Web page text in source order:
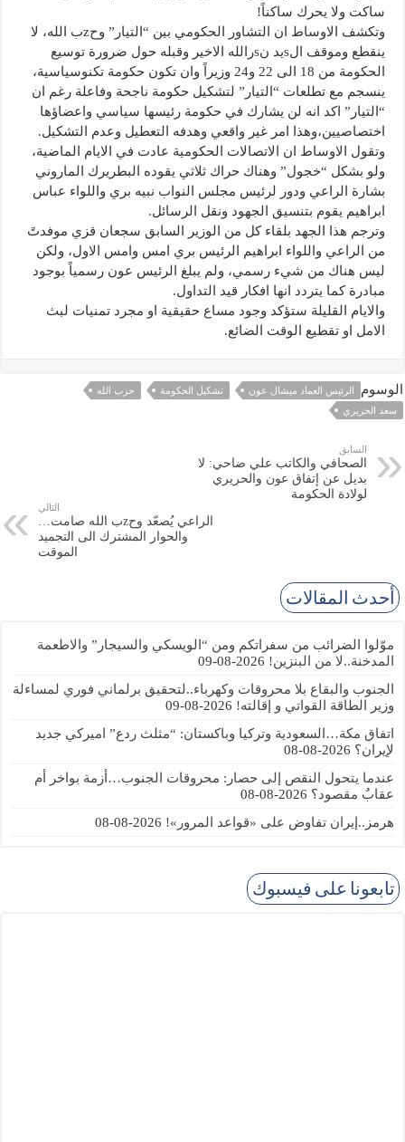
ساكت ولا يحرك ساكناً!
وتكشف الاوساط ان التشاور الحكومي بين “التيار” وحzب الله، لا
ينقطع وموقف الsيد نsرالله الاخير وقبله حول ضرورة توسيع
الحكومة من 18 الى 22 و24 وزيراً وان تكون حكومة تكنوسياسية،
ينسجم مع تطلعات “التيار” لتشكيل حكومة ناجحة وفاعلة رغم ان
“التيار” اكد انه لن يشارك في حكومة رئيسها سياسي واعضاؤها
اختصاصيين،وهذا امر غير واقعي وهدفه التعطيل وعدم التشكيل.
وتقول الاوساط ان الاتصالات الحكومية عادت في الايام الماضية،
ولو بشكل “خجول” وهناك حراك ثلاثي يقوده البطريرك الماروني
بشارة الراعي ودور لرئيس مجلس النواب نبيه بري واللواء عباس
ابراهيم يقوم بتنسيق الجهود ونقل الرسائل.
وترجم هذا الجهد بلقاء كل من الوزير السابق سجعان قزي موفدتً
من الراعي واللواء ابراهيم الرئيس بري امس وامس الاول، ولكن
ليس هناك من شيء رسمي، ولم يبلغ الرئيس عون رسمياً بوجود
مبادرة كما يتردد انها افكار قيد التداول.
والايام القليلة ستؤكد وجود مساع حقيقية او مجرد تمنيات لبث
الامل او تقطيع الوقت الضائع.
الوسوم الرئيس العماد ميشال عون تشكيل الحكومة
حزب الله
سعد الحريري
السابق
الصحافي والكاتب علي ضاحي: لا
بديل عن إتفاق عون والحريري
لولادة الحكومة
التالي
الراعي يُصعّد وحzب الله صامت…
والحوار المشترك الى التجميد
الموقت
أحدث المقالات
موّلوا الضرائب من سفراتكم ومن “الويسكي والسيجار” والاطعمة
المدخنة..لا من البنزين! 2026-08-09
الجنوب والبقاع بلا محروقات وكهرباء..لتحقيق برلماني فوري لمساءلة
وزير الطاقة القواتي و إقالته! 2026-08-09
اتفاق مكة…السعودية وتركيا وباكستان: “مثلث ردع” اميركي جديد
لإيران؟ 2026-08-08
عندما يتحول النقص إلى حصار: محروقات الجنوب…أزمة بواخر أم
عقابٌ مقصود؟ 2026-08-08
هرمز..إيران تفاوض على «قواعد المرور»! 2026-08-08
تابعونا على فيسبوك